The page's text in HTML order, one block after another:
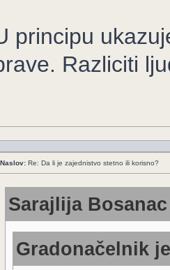
principu
Razliciti
Naslov: Re: Da li je zajednistvo stetno ili korisno?
Sarajlija
Gradonačelnik